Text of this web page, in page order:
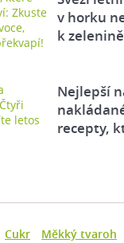
v horku
k
Nejlepší
recepty,
Cukr Měkký tvaroh